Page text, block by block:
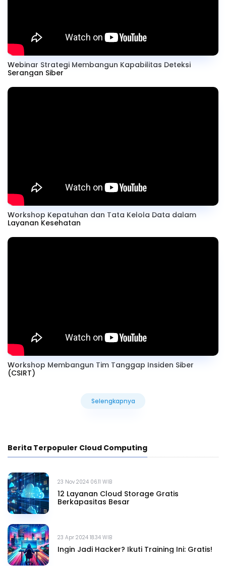
Webinar Strategi Membangun Kapabilitas Deteksi
Serangan Siber
Workshop Kepatuhan dan Tata Kelola Data dalam
Layanan Kesehatan
Workshop Membangun Tim Tanggap Insiden Siber
(CSIRT)
Selengkapnya
Berita Terpopuler Cloud Computing
23 Nov 2024 06.11 WIB
12 Layanan Cloud Storage Gratis
Berkapasitas Besar
23 Apr 2024 18.34 WIB
Ingin Jadi Hacker? Ikuti Training Ini: Gratis!